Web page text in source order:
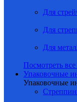
Для
Для
Для
Посмотреть
Упаковочные
Упаковочные